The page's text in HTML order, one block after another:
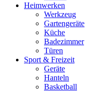
Heimwerken
Werkzeug
Gartengeräte
Küche
Badezimmer
Türen
Sport & Freizeit
Geräte
Hanteln
Basketball